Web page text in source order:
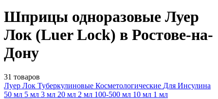
Шприцы одноразовые Луер
Лок (Luer Lock) в Ростове-на-
Дону
31 товаров
Луер Лок Туберкулиновые Косметологические Для Инсулина
50 мл 5 мл 3 мл 20 мл 2 мл 100-500 мл 10 мл 1 мл